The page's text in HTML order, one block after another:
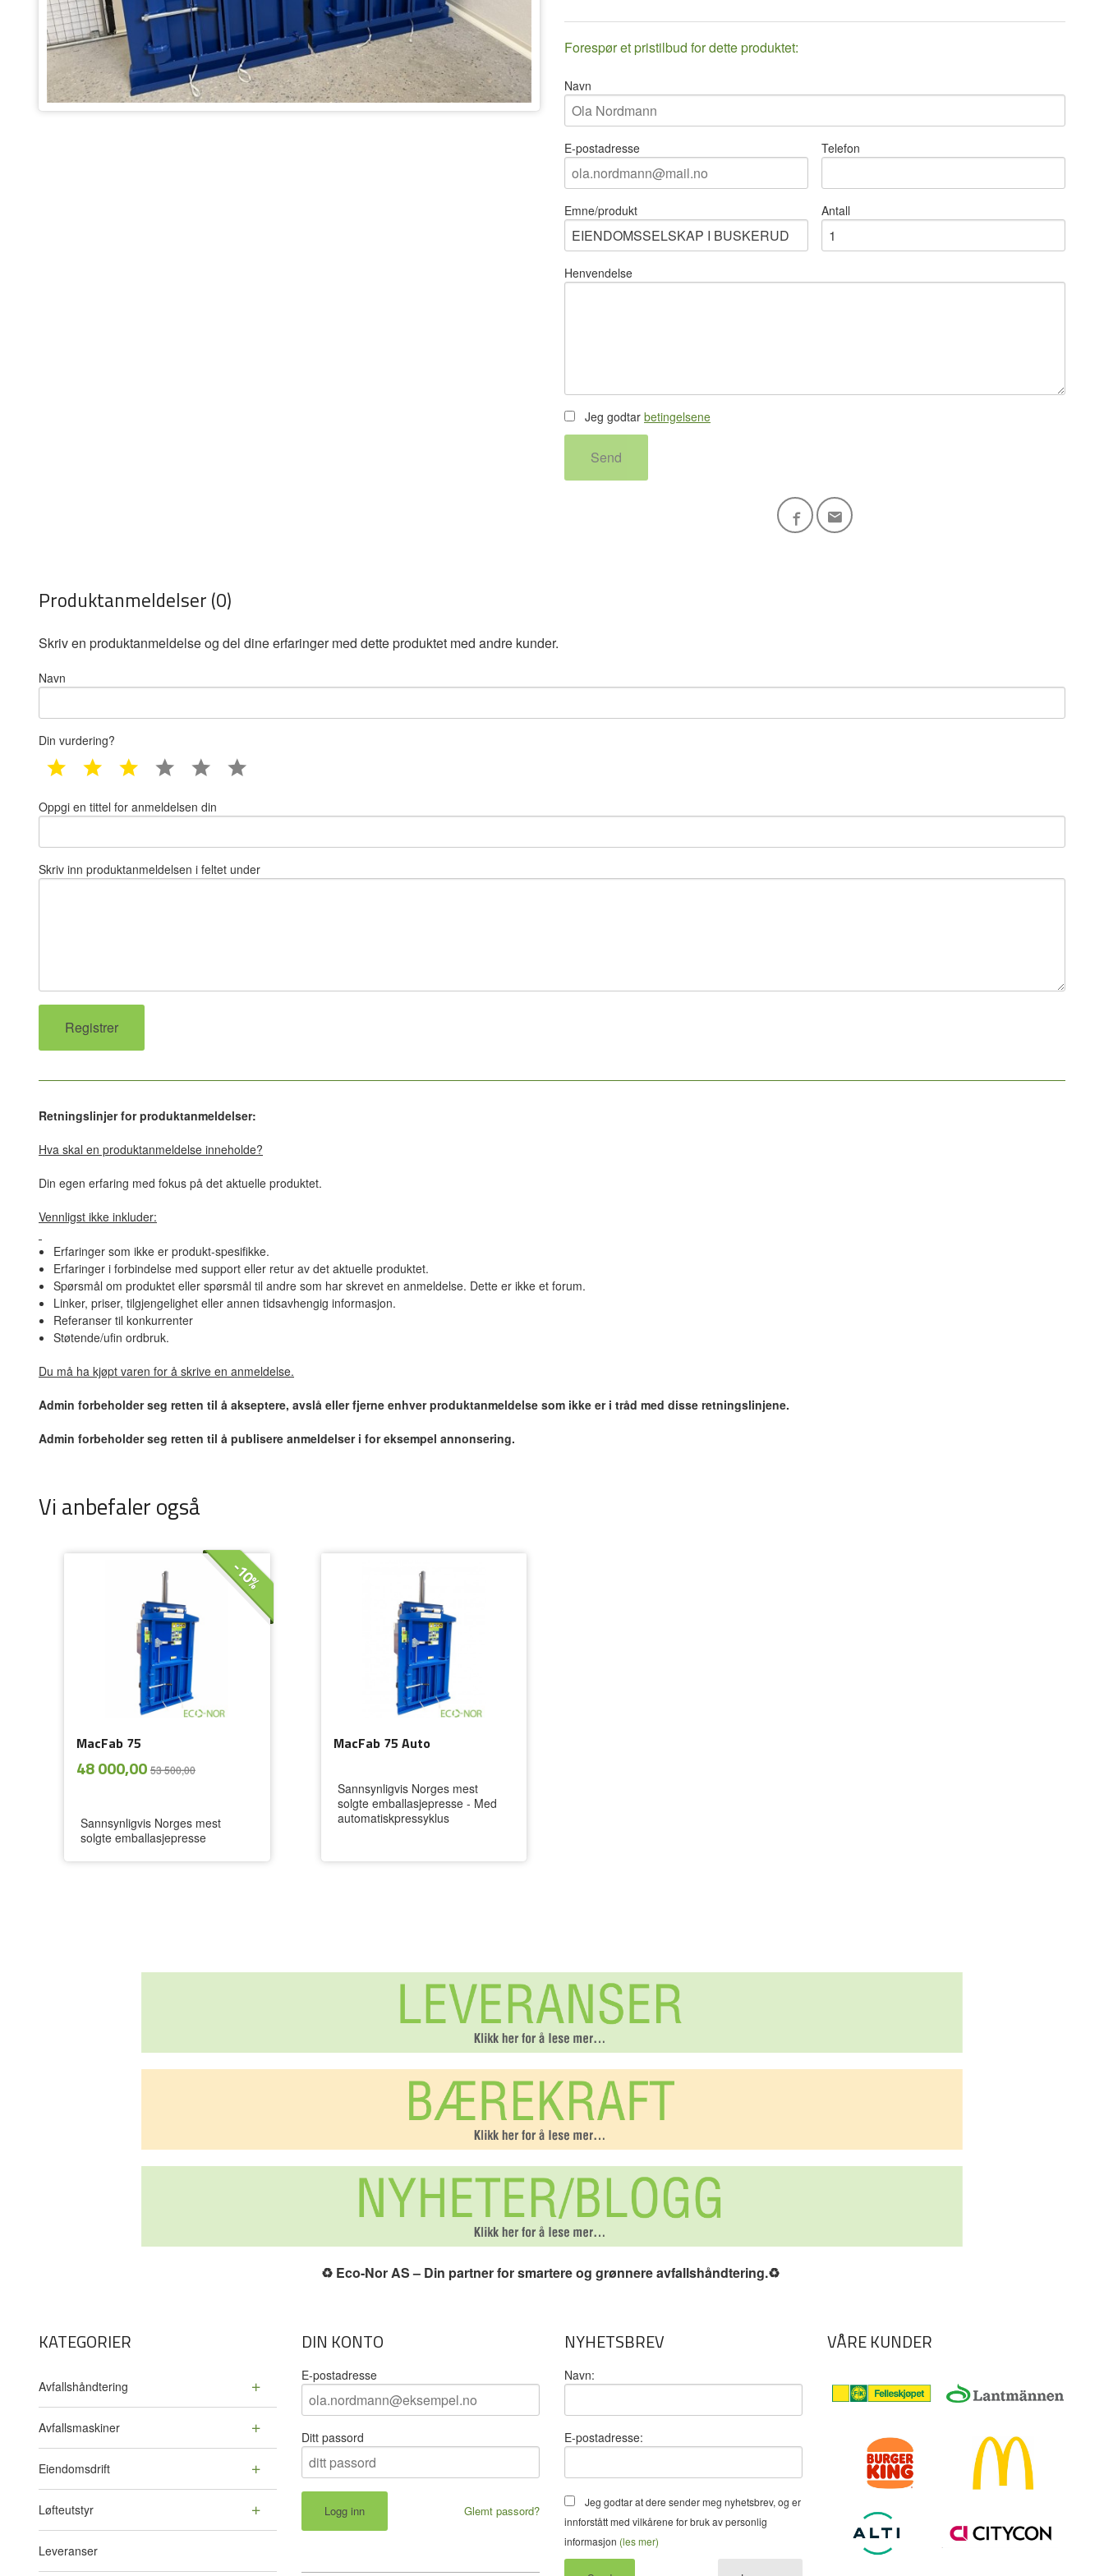
Forespør et pristilbud for dette produktet:
Navn
E-postadresse Telefon
Emne/produkt Antall
Henvendelse
Jeg godtar betingelsene
Send
Produktanmeldelser (0)
Skriv en produktanmeldelse og del dine erfaringer med dette produktet med andre kunder.
Navn
Din vurdering?
1 star 2 star 3 star 4 star 5 star
Oppgi en tittel for anmeldelsen din
Skriv inn produktanmeldelsen i feltet under
Retningslinjer for produktanmeldelser:
Hva skal en produktanmeldelse inneholde?
Din egen erfaring med fokus på det aktuelle produktet.
Vennligst ikke inkluder:
Erfaringer som ikke er produkt-spesifikke.
Erfaringer i forbindelse med support eller retur av det aktuelle produktet.
Spørsmål om produktet eller spørsmål til andre som har skrevet en anmeldelse. Dette er ikke et forum.
Linker, priser, tilgjengelighet eller annen tidsavhengig informasjon.
Referanser til konkurrenter
Støtende/ufin ordbruk.
Du må ha kjøpt varen for å skrive en anmeldelse.
Admin forbeholder seg retten til å akseptere, avslå eller fjerne enhver produktanmeldelse som ikke er i tråd med disse retningslinjene.
Admin forbeholder seg retten til å publisere anmeldelser i for eksempel annonsering.
Vi anbefaler også
MacFab 75
Tilbud
48 000,00 53 500,00
-10%
mva.
Sannsynligvis Norges mest
solgte emballasjepresse
MacFab 75 Auto
Sannsynligvis Norges mest
solgte emballasjepresse - Med
automatiskpressyklus
♻️ Eco-Nor AS – Din partner for smartere og grønnere avfallshåndtering.♻️
KATEGORIER
Avfallshåndtering
Avfallsmaskiner
Eiendomsdrift
Løfteutstyr
Leveranser
DIN KONTO
E-postadresse
Ditt passord
Glemt passord?
NYHETSBREV
Navn:
E-postadresse:
Jeg godtar at dere sender meg nyhetsbrev, og er
innforstått med vilkårene for bruk av personlig
informasjon (les mer)
VÅRE KUNDER